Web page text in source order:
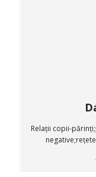
Relații copii-